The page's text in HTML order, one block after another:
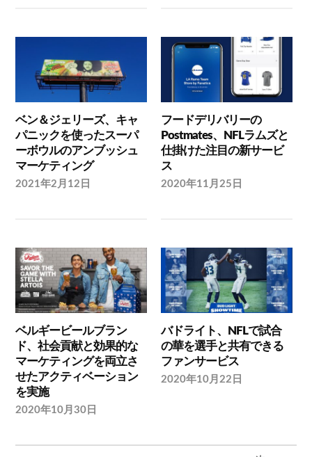
ベン＆ジェリーズ、キャ
パニックを使ったスーパ
ーボウルのアンブッシュ
マーケティング
2021年2月12日
フードデリバリーの
Postmates、NFLラムズと
仕掛けた注目の新サービ
ス
2020年11月25日
ベルギービールブラン
ド、社会貢献と効果的な
マーケティングを両立さ
せたアクティベーション
を実施
2020年10月30日
バドライト、NFLで試合
の華を選手と共有できる
ファンサービス
2020年10月22日